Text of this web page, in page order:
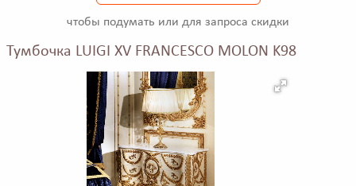
чтобы подумать или для запроса скидки
Тумбочка LUIGI XV FRANCESCO MOLON K98